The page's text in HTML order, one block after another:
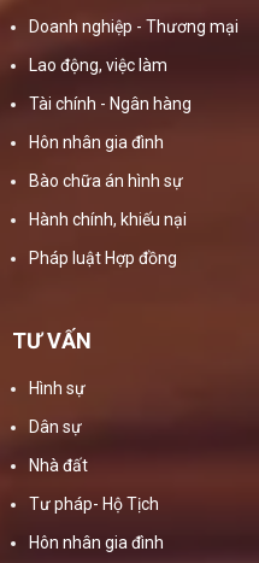
Doanh nghiệp - Thương mại
Lao động, việc làm
Tài chính - Ngân hàng
Hôn nhân gia đình
Bào chữa án hình sự
Hành chính, khiếu nại
Pháp luật Hợp đồng
TƯ VẤN
Hình sự
Dân sự
Nhà đất
Tư pháp- Hộ Tịch
Hôn nhân gia đình